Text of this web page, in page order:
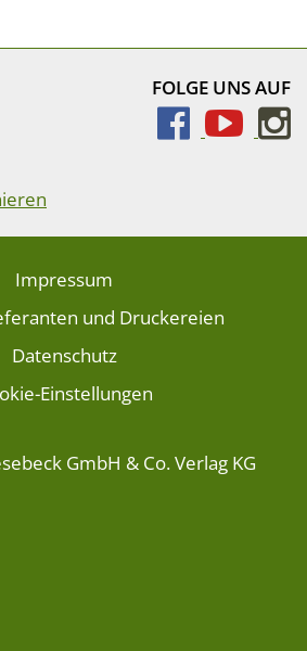
FOLGE UNS AUF
Impressum
und Druckereien
Datenschutz
Einstellungen
GmbH & Co. Verlag KG